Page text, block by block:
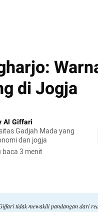
di Jogja
Al Giffari
Gadjah Mada yang
dan jogja
3 menit
tidak mewakili pandangan dari